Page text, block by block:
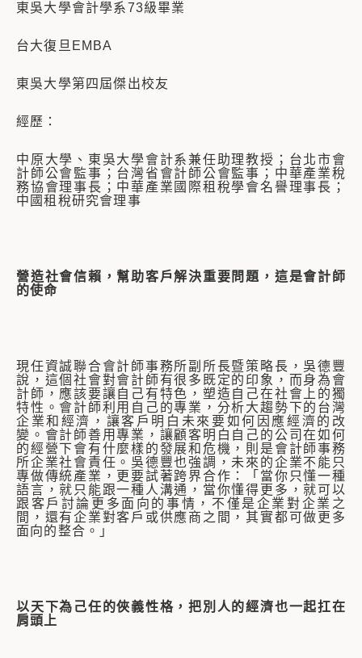
東吳大學會計學系73級畢業
台大復旦EMBA
東吳大學第四屆傑出校友
經歷：
中原大學、東吳大學會計系兼任助理教授；台北市會
計師公會監事；台灣省會計師公會監事；中華產業稅
務協會理事長；中華產業國際租稅學會名譽理事長；
中國租稅研究會理事
營造社會信賴，幫助客戶解決重要問題，這是會計師
的使命
現任資誠聯合會計師事務所副所長暨策略長，吳德豐
說，這個社會對會計師有很多既定的印象，而身為會
計師，應該要讓自己有特色，塑造自己在社會上的獨
特性。會計師利用自己的專業，分析大趨勢下的台灣
企業和經濟，讓客戶明白未來要如何因應經濟的改
變。會計師善用專業，讓顧客明白自己的公司在如何
的經營下會有什麼樣的發展和危機，則是會計師事務
所企業社會責任。吳德豐也強調，未來的企業不能只
專做傳統產業，更要試著跨界合作：「當你只懂一種
語言，就只能跟一種人溝通，當你懂得更多，就可以
跟客戶討論更多面向的事情，不僅是企業對企業之
間，還有企業對客戶或供應商之間，其實都可做更多
面向的整合。」
以天下為己任的俠義性格，把別人的經濟也一起扛在
肩頭上